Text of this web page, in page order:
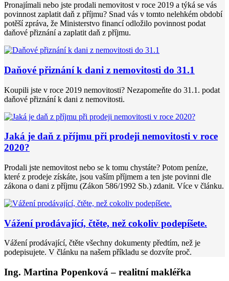
Pronajímali nebo jste prodali nemovitost v roce 2019 a týká se vás
povinnost zaplatit daň z příjmu? Snad vás v tomto nelehkém období
potěší zpráva, že Ministerstvo financí odložilo povinnost podat
daňové přiznání a zaplatit daň z příjmu.
Daňové přiznání k dani z nemovitosti do 31.1
Koupili jste v roce 2019 nemovitosti? Nezapomeňte do 31.1. podat
daňové přiznání k dani z nemovitosti.
Jaká je daň z příjmu při prodeji nemovitosti v roce
2020?
Prodali jste nemovitost nebo se k tomu chystáte? Potom peníze,
které z prodeje získáte, jsou vaším příjmem a ten jste povinni dle
zákona o dani z příjmu (Zákon 586/1992 Sb.) zdanit. Více v článku.
Vážení prodávající, čtěte, než cokoliv podepíšete.
Vážení prodávající, čtěte všechny dokumenty předtím, než je
podepisujete. V článku na našem příkladu se dozvíte proč.
Ing. Martina Popenková – realitní makléřka